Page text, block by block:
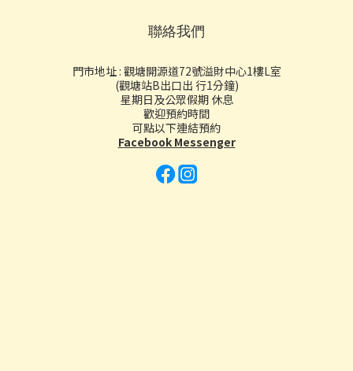
聯絡我們
門市地址 : 觀塘開源道72號溢財中心1樓L室
(觀塘站B出口出 行1分鐘)
星期日及公眾假期 休息
歡迎預約時間
可點以下連結預約
Facebook Messenger